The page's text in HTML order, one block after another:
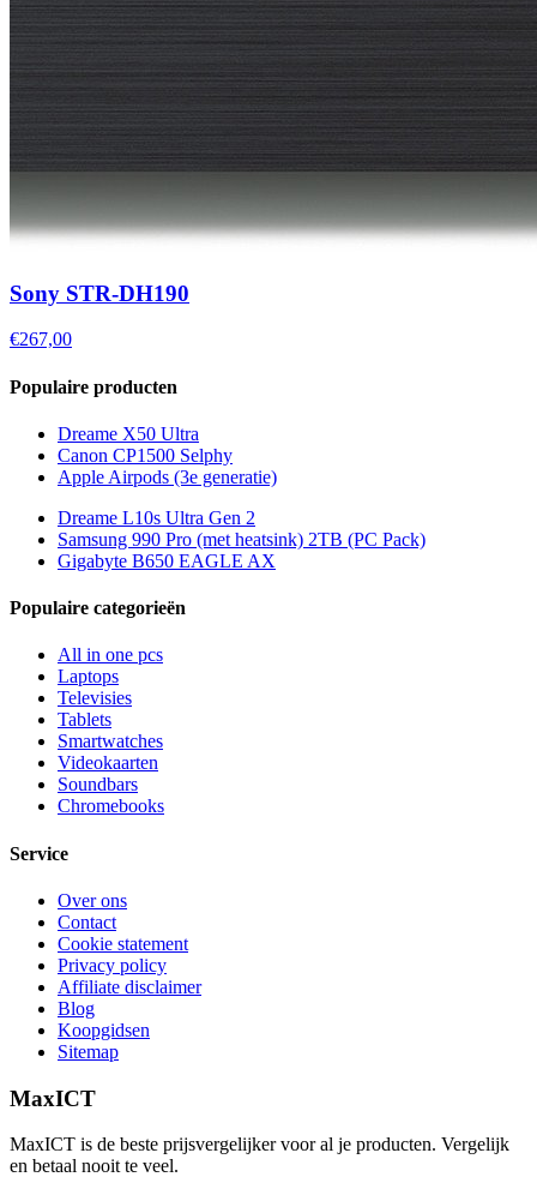
Sony STR-DH190
€267,00
Populaire producten
Dreame X50 Ultra
Canon CP1500 Selphy
Apple Airpods (3e generatie)
Dreame L10s Ultra Gen 2
Samsung 990 Pro (met heatsink) 2TB (PC Pack)
Gigabyte B650 EAGLE AX
Populaire categorieën
All in one pcs
Laptops
Televisies
Tablets
Smartwatches
Videokaarten
Soundbars
Chromebooks
Service
Over ons
Contact
Cookie statement
Privacy policy
Affiliate disclaimer
Blog
Koopgidsen
Sitemap
MaxICT
MaxICT is de beste prijsvergelijker voor al je producten. Vergelijk
en betaal nooit te veel.